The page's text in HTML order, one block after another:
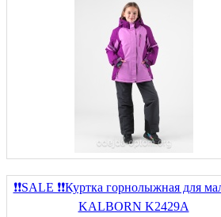
❗❗SALE ❗❗Куртка горнолыжная для
KALBORN K2429А